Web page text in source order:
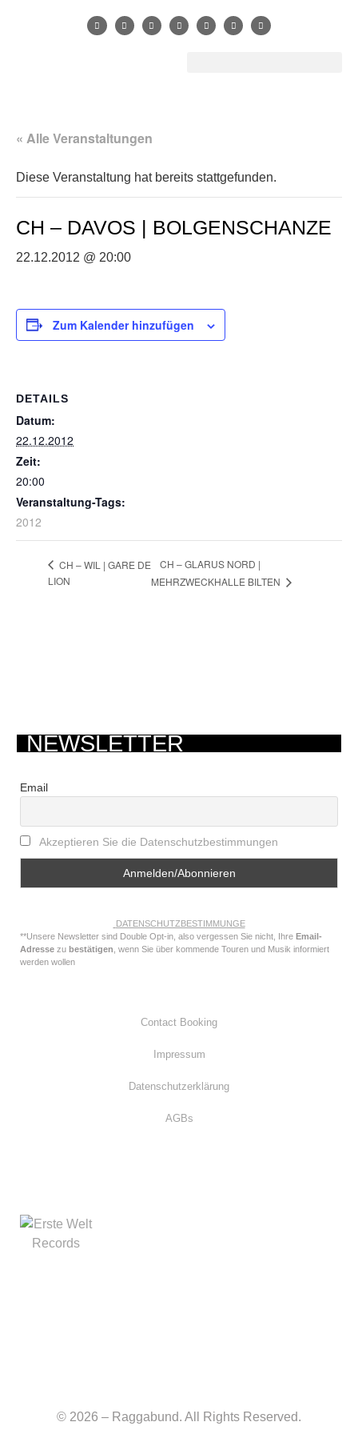
« Alle Veranstaltungen
Diese Veranstaltung hat bereits stattgefunden.
CH – DAVOS | BOLGENSCHANZE
22.12.2012 @ 20:00
Zum Kalender hinzufügen
DETAILS
Datum:
22.12.2012
Zeit:
20:00
Veranstaltung-Tags:
2012
CH – WIL | GARE DE
LION
CH – GLARUS NORD |
MEHRZWECKHALLE BILTEN
NEWSLETTER
Email
Akzeptieren Sie die Datenschutzbestimmungen
DATENSCHUTZBESTIMMUNGE
**Unsere Newsletter sind Double Opt-in, also vergessen Sie nicht, Ihre Email-
Adresse zu bestätigen , wenn Sie über kommende Touren und Musik informiert
werden wollen
Contact Booking
Impressum
Datenschutzerklärung
AGBs
© 2026 – Raggabund. All Rights Reserved.